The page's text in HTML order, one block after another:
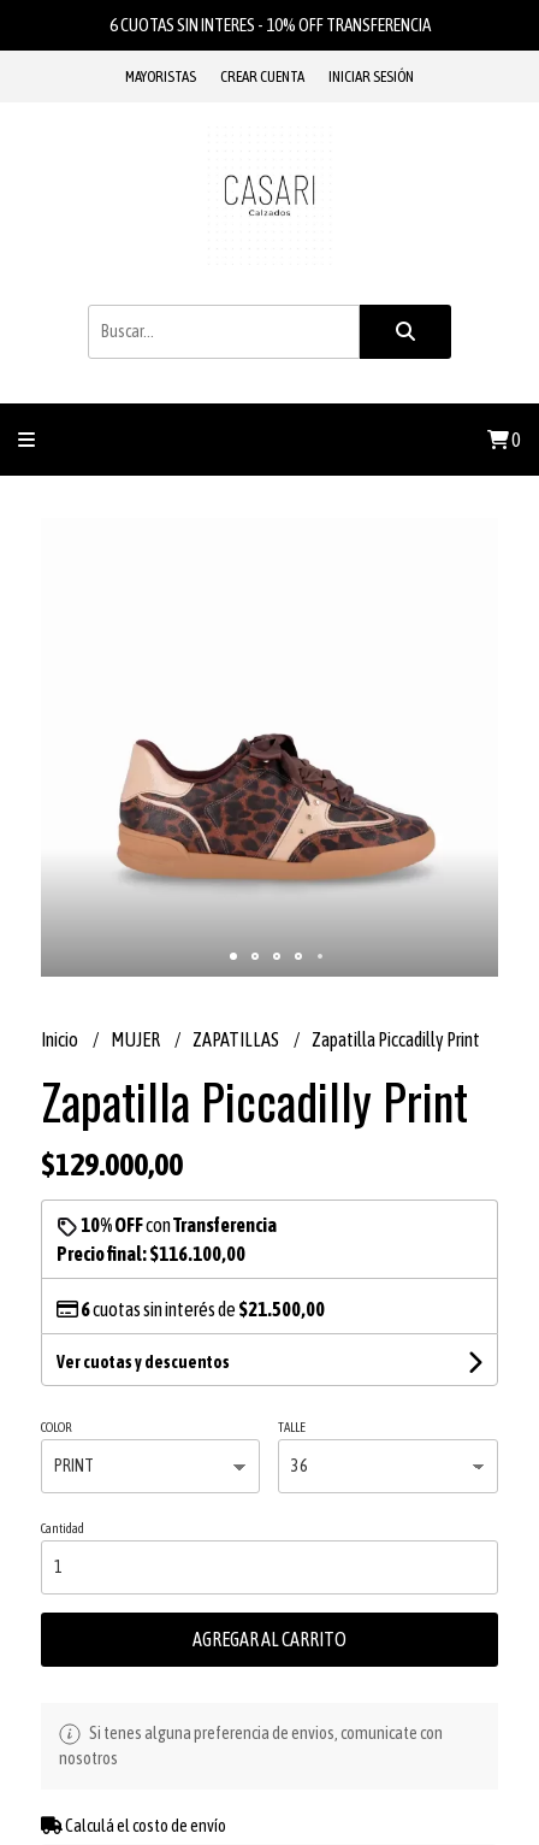
6 CUOTAS SIN INTERES - 10% OFF TRANSFERENCIA
MAYORISTAS CREAR CUENTA INICIAR SESIÓN
0
Inicio MUJER ZAPATILLAS Zapatilla Piccadilly Print
Zapatilla Piccadilly Print
$129.000,00
10% OFFconTransferencia
Precio final:$116.100,00
6cuotas sin interés de $21.500,00
Ver cuotas y descuentos
COLOR TALLE
Cantidad
AGREGAR AL CARRITO
Si tenes alguna preferencia de envios, comunicate con
nosotros
Calculá el costo de envío